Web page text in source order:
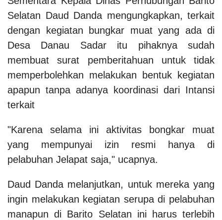
Selatan Daud Danda mengungkapkan, terkait
dengan kegiatan bungkar muat yang ada di
Desa Danau Sadar itu pihaknya sudah
membuat surat pemberitahuan untuk tidak
memperbolehkan melakukan bentuk kegiatan
apapun tanpa adanya koordinasi dari Intansi
terkait
"Karena selama ini aktivitas bongkar muat
yang mempunyai izin resmi hanya di
pelabuhan Jelapat saja," ucapnya.
Daud Danda melanjutkan, untuk mereka yang
ingin melakukan kegiatan serupa di pelabuhan
manapun di Barito Selatan ini harus terlebih